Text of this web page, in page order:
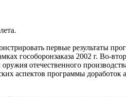
первые результаты
гособоронзаказа 2002 г. Во-
отечественного
аспектов программы доработок